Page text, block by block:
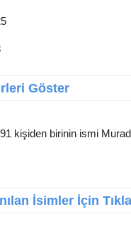
Göster
kişiden birinin ismi
İsimler İçin